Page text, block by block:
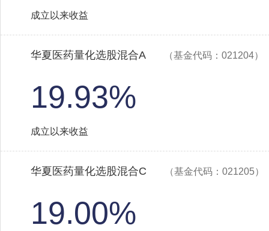
成立以来收益
华夏医药量化选股混合A （基金代码：021204）
19.93%
成立以来收益
华夏医药量化选股混合C （基金代码：021205）
19.00%